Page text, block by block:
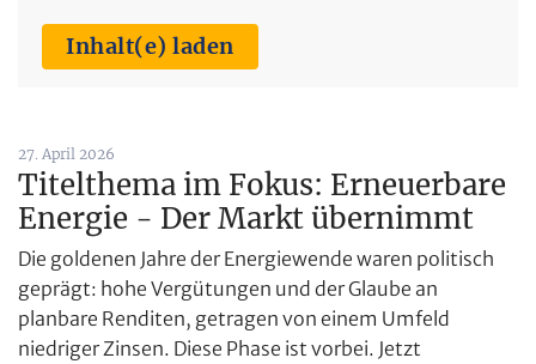
Inhalt(e) laden
27. April 2026
Titelthema im Fokus: Erneuerbare
Energie - Der Markt übernimmt
Die goldenen Jahre der Energiewende waren politisch
geprägt: hohe Vergütungen und der Glaube an
planbare Renditen, getragen von einem Umfeld
niedriger Zinsen. Diese Phase ist vorbei. Jetzt